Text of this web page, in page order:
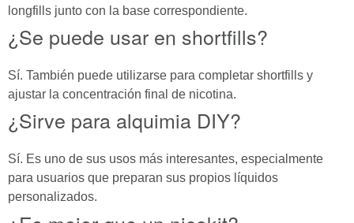
longfills junto con la base correspondiente.
¿Se puede usar en shortfills?
Sí. También puede utilizarse para completar shortfills y
ajustar la concentración final de nicotina.
¿Sirve para alquimia DIY?
Sí. Es uno de sus usos más interesantes, especialmente
para usuarios que preparan sus propios líquidos
personalizados.